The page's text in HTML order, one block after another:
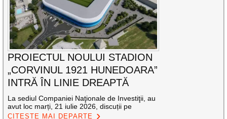
PROIECTUL NOULUI STADION
„CORVINUL 1921 HUNEDOARA”
INTRĂ ÎN LINIE DREAPTĂ
La sediul Companiei Naţionale de Investiţii, au
avut loc marți, 21 iulie 2026, discuții pe
CITEȘTE MAI DEPARTE